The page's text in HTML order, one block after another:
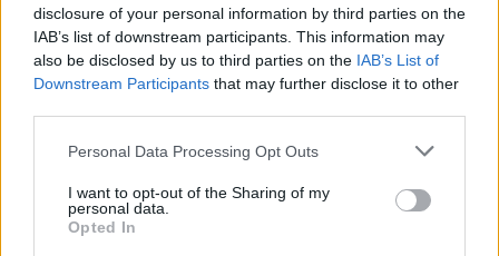
disclosure of your personal information by third parties on the
IAB’s list of downstream participants. This information may
also be disclosed by us to third parties on the IAB’s List of
Downstream Participants that may further disclose it to other
Personal Data Processing Opt Outs
I want to opt-out of the Sharing of my
personal data.
Opted In